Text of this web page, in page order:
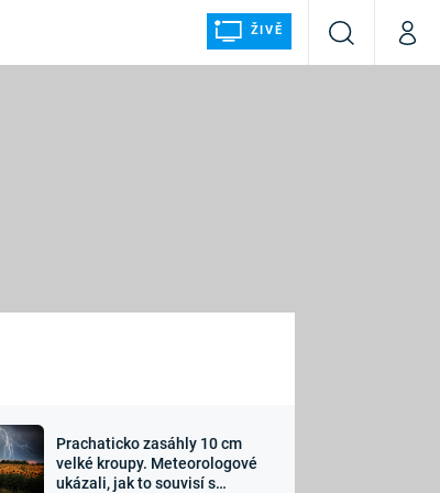
ŽIVĚ
VyhledáváníMůj
Sledujte nás
Prachaticko zasáhly 10 cm
velké kroupy. Meteorologové
ukázali, jak to souvisí s